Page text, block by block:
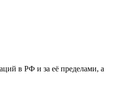
в РФ и за её пределами, а